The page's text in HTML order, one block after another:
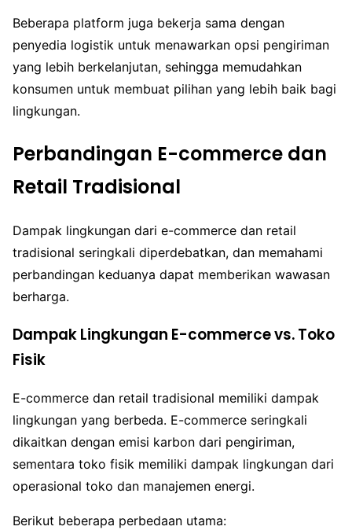
Beberapa platform juga bekerja sama dengan
penyedia logistik untuk menawarkan opsi pengiriman
yang lebih berkelanjutan, sehingga memudahkan
konsumen untuk membuat pilihan yang lebih baik bagi
lingkungan.
Perbandingan E-commerce dan
Retail Tradisional
Dampak lingkungan dari e-commerce dan retail
tradisional seringkali diperdebatkan, dan memahami
perbandingan keduanya dapat memberikan wawasan
berharga.
Dampak Lingkungan E-commerce vs. Toko
Fisik
E-commerce dan retail tradisional memiliki dampak
lingkungan yang berbeda. E-commerce seringkali
dikaitkan dengan emisi karbon dari pengiriman,
sementara toko fisik memiliki dampak lingkungan dari
operasional toko dan manajemen energi.
Berikut beberapa perbedaan utama: